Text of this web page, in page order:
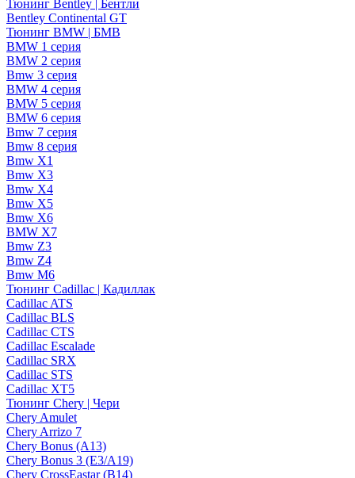
Тюнинг Bentley | Бентли
Bentley Continental GT
Тюнинг BMW | БМВ
BMW 1 серия
BMW 2 серия
Bmw 3 серия
BMW 4 серия
BMW 5 серия
BMW 6 серия
Bmw 7 серия
Bmw 8 серия
Bmw X1
Bmw X3
Bmw X4
Bmw X5
Bmw X6
BMW X7
Bmw Z3
Bmw Z4
Bmw М6
Тюнинг Cadillac | Кадиллак
Cadillac ATS
Cadillac BLS
Cadillac CTS
Cadillac Escalade
Cadillac SRX
Cadillac STS
Cadillac XT5
Тюнинг Chery | Чери
Chery Amulet
Chery Arrizo 7
Chery Bonus (A13)
Chery Bonus 3 (E3/A19)
Chery CrossEastar (B14)